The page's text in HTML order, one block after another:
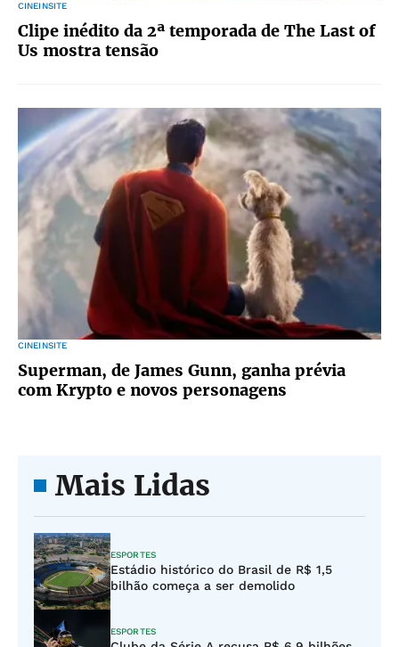
CINEINSITE
Clipe inédito da 2ª temporada de The Last of
Us mostra tensão
CINEINSITE
Superman, de James Gunn, ganha prévia
com Krypto e novos personagens
Mais Lidas
ESPORTES
Estádio histórico do Brasil de R$ 1,5
bilhão começa a ser demolido
ESPORTES